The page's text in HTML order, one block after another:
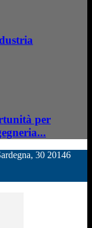
per
30 20146